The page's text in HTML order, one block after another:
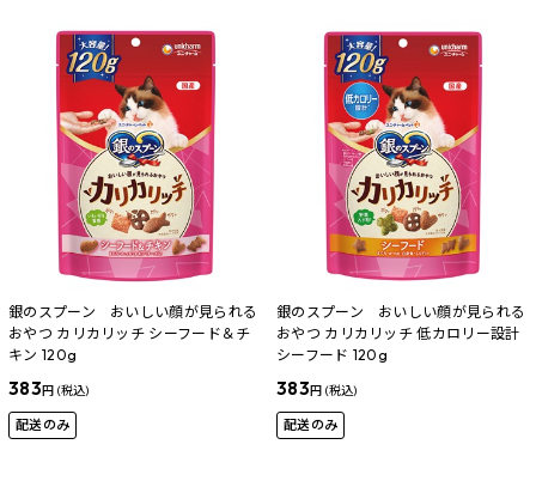
銀のスプーン おいしい顔が見られる
おやつ カリカリッチ シーフード＆チ
キン 120g
383円 (税込)
配送のみ
銀のスプーン おいしい顔が見られる
おやつ カリカリッチ 低カロリー設計
シーフード 120g
383円 (税込)
配送のみ